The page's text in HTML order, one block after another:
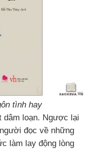
tình hay
dâm loạn. Ngược lại
đọc về những
làm lay động lòng